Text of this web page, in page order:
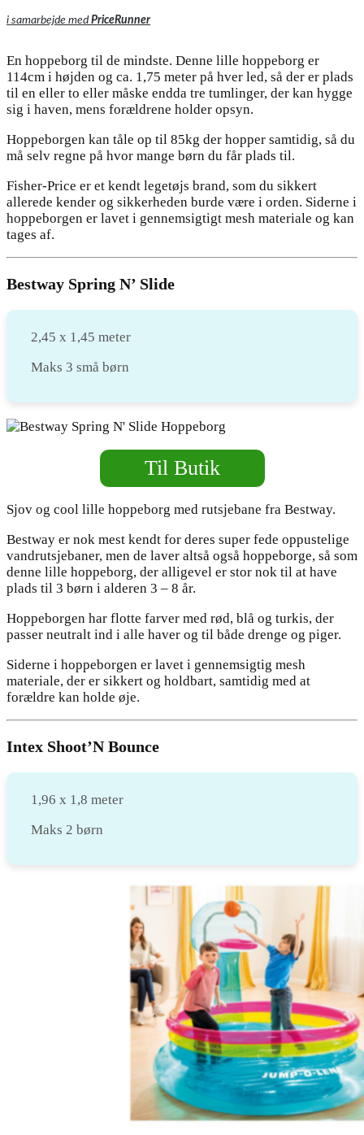
i samarbejde med PriceRunner
En hoppeborg til de mindste. Denne lille hoppeborg er
114cm i højden og ca. 1,75 meter på hver led, så der er plads
til en eller to eller måske endda tre tumlinger, der kan hygge
sig i haven, mens forældrene holder opsyn.
Hoppeborgen kan tåle op til 85kg der hopper samtidig, så du
må selv regne på hvor mange børn du får plads til.
Fisher-Price er et kendt legetøjs brand, som du sikkert
allerede kender og sikkerheden burde være i orden. Siderne i
hoppeborgen er lavet i gennemsigtigt mesh materiale og kan
tages af.
Bestway Spring N’ Slide
2,45 x 1,45 meter
Maks 3 små børn
Til Butik
Sjov og cool lille hoppeborg med rutsjebane fra Bestway.
Bestway er nok mest kendt for deres super fede oppustelige
vandrutsjebaner, men de laver altså også hoppeborge, så som
denne lille hoppeborg, der alligevel er stor nok til at have
plads til 3 børn i alderen 3 – 8 år.
Hoppeborgen har flotte farver med rød, blå og turkis, der
passer neutralt ind i alle haver og til både drenge og piger.
Siderne i hoppeborgen er lavet i gennemsigtig mesh
materiale, der er sikkert og holdbart, samtidig med at
forældre kan holde øje.
Intex Shoot’N Bounce
1,96 x 1,8 meter
Maks 2 børn